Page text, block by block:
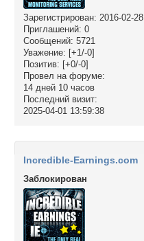
Зарегистрирован: 2016-02-28
Приглашений: 0
Сообщений: 5721
Уважение: [+1/-0]
Позитив: [+0/-0]
Провел на форуме:
14 дней 10 часов
Последний визит:
2025-04-01 13:59:38
Incredible-Earnings.com
Заблокирован